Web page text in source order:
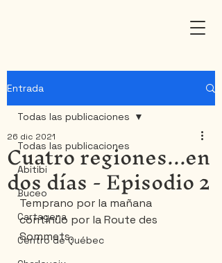
Entrada
Todas las publicaciones
Abitibi
Buceo
Cartagena
Centro de Québec
Todas las publicaciones
Cuatro regiones...en
dos días - Episodio 2
26 dic 2021
Temprano por la mañana
continúo por la Route des
Sommets.